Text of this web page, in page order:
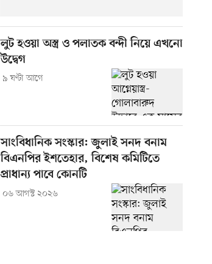
লুট হওয়া অস্ত্র ও পলাতক বন্দী নিয়ে এখনো
উদ্বেগ
৯ ঘণ্টা আগে
সাংবিধানিক সংস্কার: জুলাই সনদ বনাম
বিএনপির ইশতেহার, বিশেষ কমিটিতে
প্রাধান্য পাবে কোনটি
০৬ আগস্ট ২০২৬